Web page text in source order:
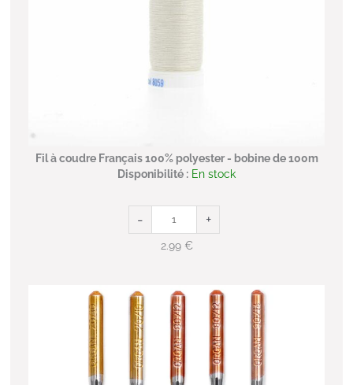
Fil à coudre Français 100% polyester - bobine de 100m
Disponibilité : En stock
- +
2.99 €